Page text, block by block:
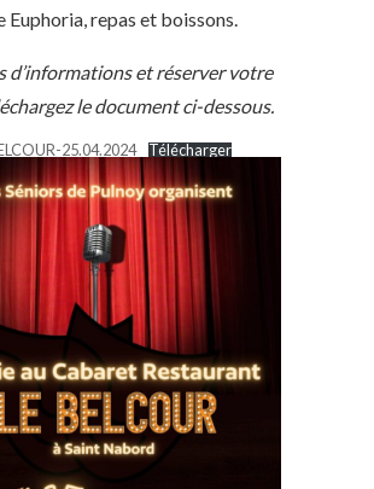
Euphoria, repas et boissons.
d’informations et réserver votre
le document ci-dessous.
25.04.2024 Télécharger